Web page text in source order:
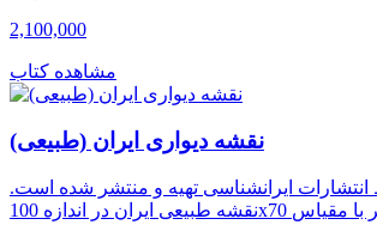
2,100,000
مشاهده کتاب
نقشه دیواری ایران (طبیعی)
انتشارات ایرانشناسی تهیه و منتشر شده است.